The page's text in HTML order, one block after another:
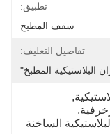
تطبيق:
سقف المطبخ
تفاصيل التغليف:
البلاستيكية المطبخ"
,
,
لوحات السقف البلاستيكية الساخنة